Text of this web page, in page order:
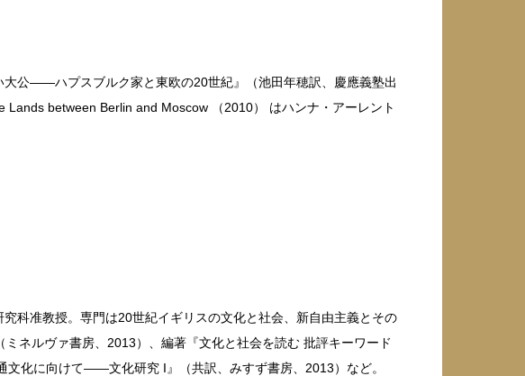
公——ハプスブルク家と東欧の20世紀』（池田年穂訳、慶應義塾出
between Berlin and Moscow （2010） はハンナ・アーレント
科准教授。専門は20世紀イギリスの文化と社会、新自由主義とその
ネルヴァ書房、2013）、編著『文化と社会を読む 批評キーワード
化に向けて——文化研究 I』（共訳、みすず書房、2013）など。